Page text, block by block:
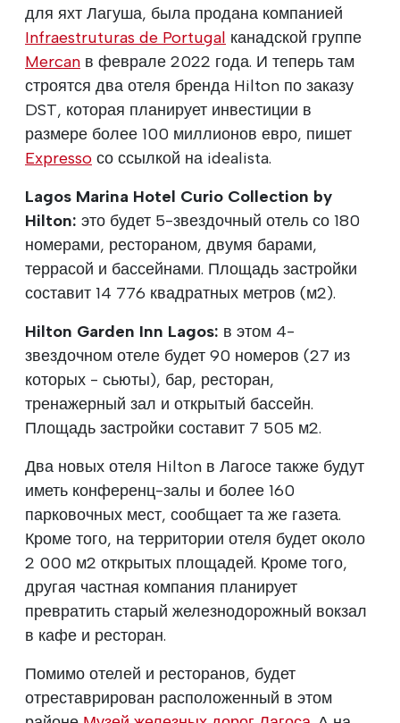
для яхт Лагуша, была продана компанией
Infraestruturas de Portugal канадской группе
Mercan в феврале 2022 года. И теперь там
строятся два отеля бренда Hilton по заказу
DST, которая планирует инвестиции в
размере более 100 миллионов евро, пишет
Expresso со ссылкой на idealista.
Lagos Marina Hotel Curio Collection by
Hilton: это будет 5-звездочный отель со 180
номерами, рестораном, двумя барами,
террасой и бассейнами. Площадь застройки
составит 14 776 квадратных метров (м2).
Hilton Garden Inn Lagos: в этом 4-
звездочном отеле будет 90 номеров (27 из
которых - сьюты), бар, ресторан,
тренажерный зал и открытый бассейн.
Площадь застройки составит 7 505 м2.
Два новых отеля Hilton в Лагосе также будут
иметь конференц-залы и более 160
парковочных мест, сообщает та же газета.
Кроме того, на территории отеля будет около
2 000 м2 открытых площадей. Кроме того,
другая частная компания планирует
превратить старый железнодорожный вокзал
в кафе и ресторан.
Помимо отелей и ресторанов, будет
отреставрирован расположенный в этом